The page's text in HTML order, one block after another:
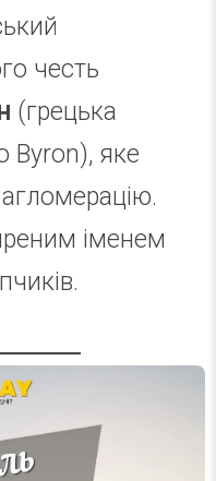
честь
(грецька
Byron), яке
іменем